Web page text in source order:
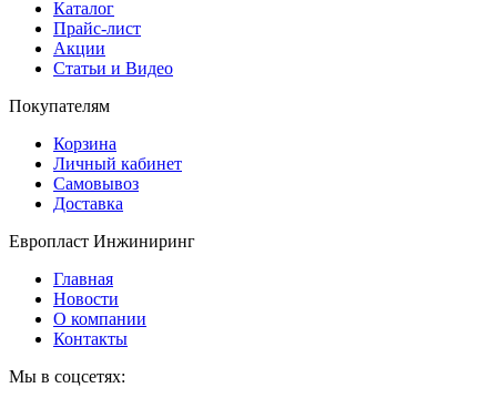
Каталог
Прайс-лист
Акции
Статьи и Видео
Покупателям
Корзина
Личный кабинет
Самовывоз
Доставка
Европласт Инжиниринг
Главная
Новости
О компании
Контакты
Мы в соцсетях: